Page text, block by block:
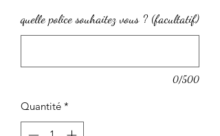
quelle police souhaitez vous ? (facultatif)
0/500
Quantité *